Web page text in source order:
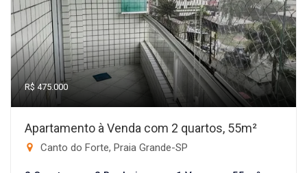
R$ 475.000
Apartamento à Venda com 2 quartos, 55m²
Canto do Forte, Praia Grande-SP